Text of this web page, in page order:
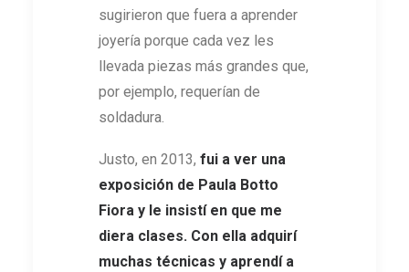
sugirieron que fuera a aprender
joyería porque cada vez les
llevada piezas más grandes que,
por ejemplo, requerían de
soldadura.
Justo, en 2013, fui a ver una
exposición de Paula Botto
Fiora y le insistí en que me
diera clases. Con ella adquirí
muchas técnicas y aprendí a